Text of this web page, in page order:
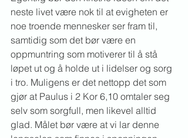
neste livet være nok til at evigheten er
noe troende mennesker ser fram til,
samtidig som det bør være en
oppmuntring som motiverer til å stå
løpet ut og å holde ut i lidelser og sorg
i tro. Muligens er det nettopp det som
gjør at Paulus i 2 Kor 6,10 omtaler seg
selv som sorgfull, men likevel alltid
glad. Målet bør være at vi lar denne